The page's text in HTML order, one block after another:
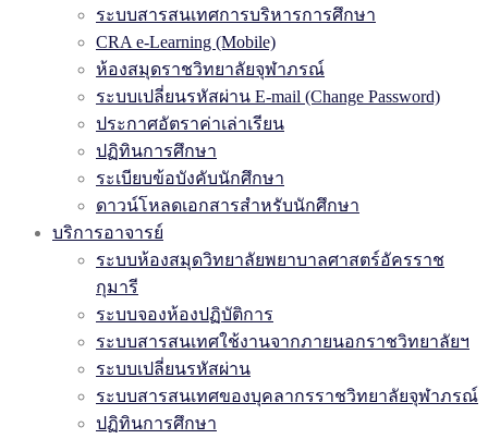
ระบบสารสนเทศการบริหารการศึกษา
CRA e-Learning (Mobile)
ห้องสมุดราชวิทยาลัยจุฬาภรณ์
ระบบเปลี่ยนรหัสผ่าน E-mail (Change Password)
ประกาศอัตราค่าเล่าเรียน
ปฏิทินการศึกษา
ระเบียบข้อบังคับนักศึกษา
ดาวน์โหลดเอกสารสำหรับนักศึกษา
บริการอาจารย์
ระบบห้องสมุดวิทยาลัยพยาบาลศาสตร์อัครราช
กุมารี
ระบบจองห้องปฏิบัติการ
ระบบสารสนเทศใช้งานจากภายนอกราชวิทยาลัยฯ
ระบบเปลี่ยนรหัสผ่าน
ระบบสารสนเทศของบุคลากรราชวิทยาลัยจุฬาภรณ์
ปฏิทินการศึกษา